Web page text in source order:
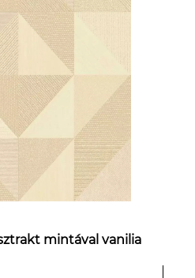
mintával vanilia